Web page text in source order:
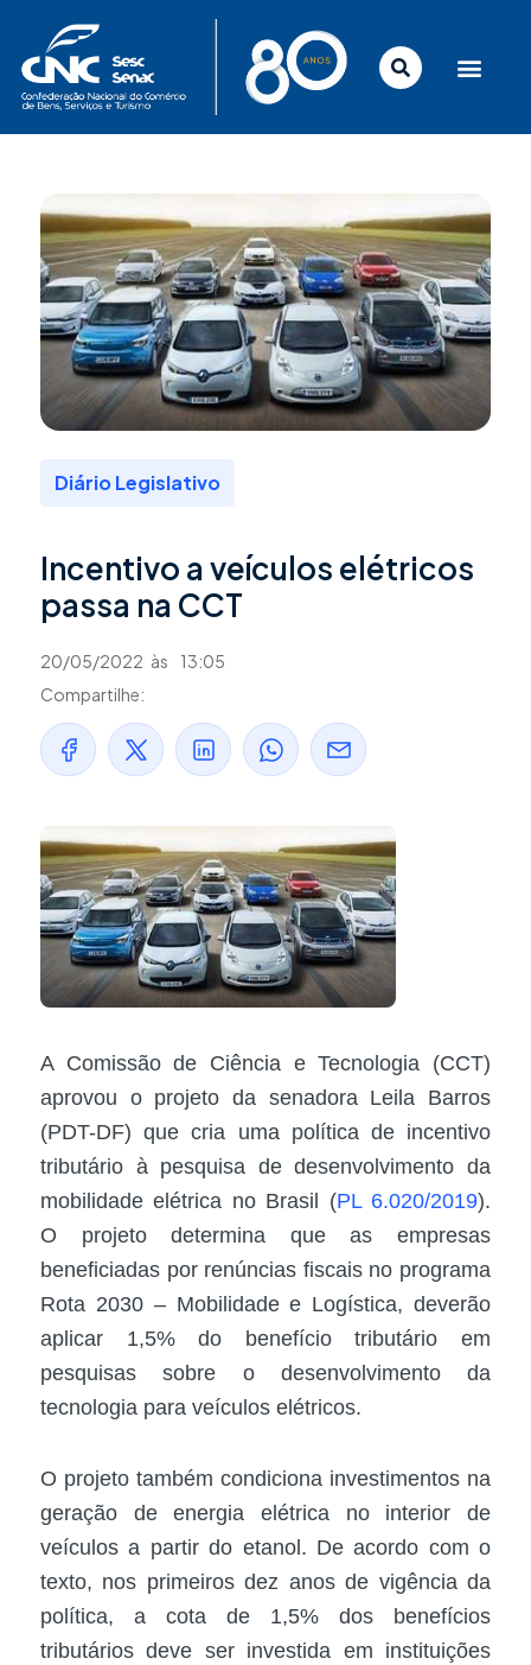
conteúdo
Diário Legislativo
Incentivo a veículos elétricos
passa na CCT
20/05/2022 às
13:05
Compartilhe:
A Comissão de Ciência e Tecnologia (CCT)
aprovou o projeto da senadora Leila Barros
(PDT-DF) que cria uma política de incentivo
tributário à pesquisa de desenvolvimento da
mobilidade elétrica no Brasil (PL 6.020/2019).
O projeto determina que as empresas
beneficiadas por renúncias fiscais no programa
Rota 2030 – Mobilidade e Logística, deverão
aplicar 1,5% do benefício tributário em
pesquisas sobre o desenvolvimento da
tecnologia para veículos elétricos.
O projeto também condiciona investimentos na
geração de energia elétrica no interior de
veículos a partir do etanol. De acordo com o
texto, nos primeiros dez anos de vigência da
política, a cota de 1,5% dos benefícios
tributários deve ser investida em instituições